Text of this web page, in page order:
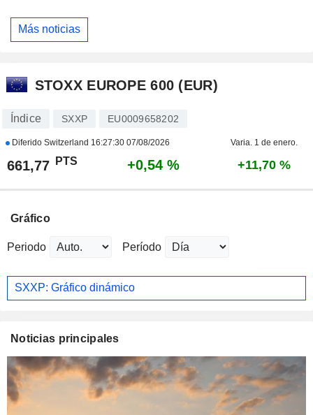
Más noticias
STOXX EUROPE 600 (EUR)
Índice SXXP EU0009658202
Diferido Switzerland 16:27:30 07/08/2026 Varia. 1 de enero.
661,77 PTS +0,54 % +11,70 %
Gráfico
Periodo Período
SXXP: Gráfico dinámico
Noticias principales